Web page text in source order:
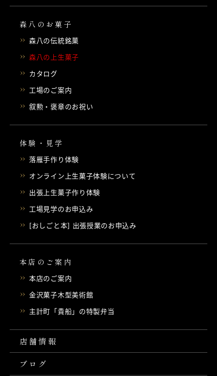
森八のお菓子
森八の伝統銘菓
森八の上生菓子
カタログ
工場のご案内
叙勲・褒章のお祝い
体験・見学
落雁手作り体験
オンライン上生菓子体験について
出張上生菓子作り体験
工場見学のお申込み
[おしごと本] 出張授業のお申込み
本店のご案内
本店のご案内
金沢菓子木型美術館
主計町「貴船」の特製弁当
店舗情報
ブログ